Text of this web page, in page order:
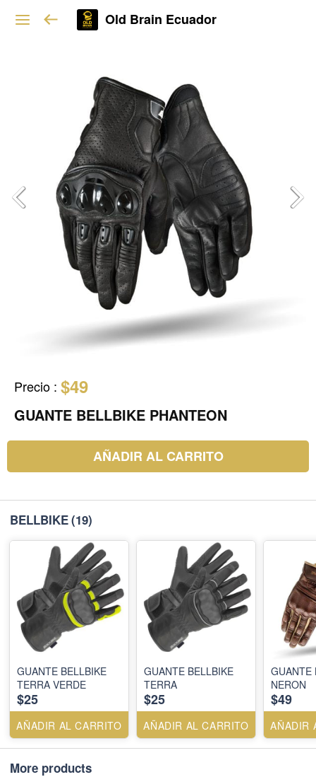
Old Brain Ecuador
Precio : $49
GUANTE BELLBIKE PHANTEON
AÑADIR AL CARRITO
BELLBIKE(19)
GUANTE BELLBIKE
TERRA VERDE
$25
AÑADIR AL CARRITO
GUANTE BELLBIKE
TERRA
$25
AÑADIR AL CARRITO
GUANTE
NERON
$49
AÑADIR
More products